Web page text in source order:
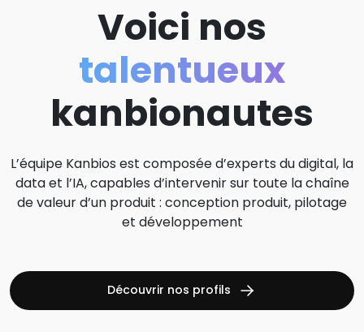
Voici nos
talentueux
kanbionautes
L’équipe Kanbios est composée d’experts du digital, la
data et l’IA, capables d’intervenir sur toute la chaîne
de valeur d’un produit : conception produit, pilotage
et développement
Découvrir nos profils